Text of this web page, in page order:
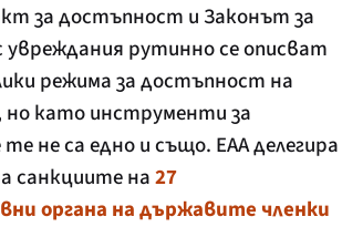
за достъпност и Законът за
увреждания рутинно се описват
режима за достъпност на
като инструменти за
не са едно и също. EAA делегира
санкциите на27
органа на държавите членки